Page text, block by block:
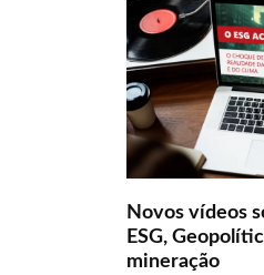
Novos vídeos
ESG,
mineração